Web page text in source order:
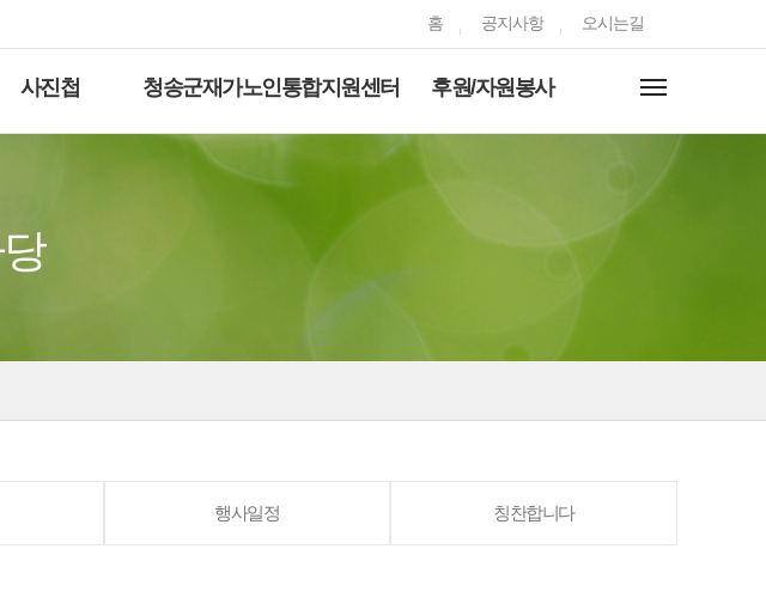
홈 공지사항 오시는길
사진첩 청송군재가노인통합지원센터 후원/자원봉사
행사일정 칭찬합니다